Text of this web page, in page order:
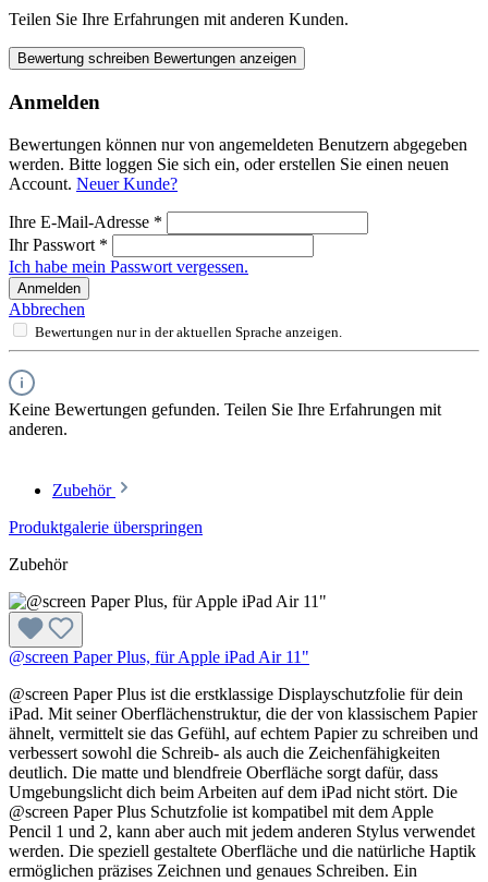
Teilen Sie Ihre Erfahrungen mit anderen Kunden.
Bewertung schreiben Bewertungen anzeigen
Anmelden
Bewertungen können nur von angemeldeten Benutzern abgegeben
werden. Bitte loggen Sie sich ein, oder erstellen Sie einen neuen
Account. Neuer Kunde?
Ihre E-Mail-Adresse *
Ihr Passwort *
Ich habe mein Passwort vergessen.
Anmelden
Abbrechen
Bewertungen nur in der aktuellen Sprache anzeigen.
Keine Bewertungen gefunden. Teilen Sie Ihre Erfahrungen mit
anderen.
Zubehör
Produktgalerie überspringen
Zubehör
@screen Paper Plus, für Apple iPad Air 11"
@screen Paper Plus ist die erstklassige Displayschutzfolie für dein
iPad. Mit seiner Oberflächenstruktur, die der von klassischem Papier
ähnelt, vermittelt sie das Gefühl, auf echtem Papier zu schreiben und
verbessert sowohl die Schreib- als auch die Zeichenfähigkeiten
deutlich. Die matte und blendfreie Oberfläche sorgt dafür, dass
Umgebungslicht dich beim Arbeiten auf dem iPad nicht stört. Die
@screen Paper Plus Schutzfolie ist kompatibel mit dem Apple
Pencil 1 und 2, kann aber auch mit jedem anderen Stylus verwendet
werden. Die speziell gestaltete Oberfläche und die natürliche Haptik
ermöglichen präzises Zeichnen und genaues Schreiben. Ein